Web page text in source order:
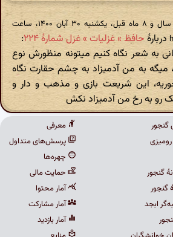
در ‫۴ سال و ۸ ماه قبل، یکشنبه ۳۰ آبان ۱۴۰۰، ساعت
دربارهٔ حافظ » غزلیات » غزل شمارهٔ ۲۲۴
:
به شعر نگاه کنیم میتونه منظورش نوع
میگه به من آدمیزاد به چشم حقارت نگاه
این شریعت بازی و مذهب و دار و
رو به رخ من آدمیزاد نکش
گنجور
گنجور
گنجور
ابجد
معرفی
پرسش‌های متداول
چهره‌ها
حمایت مالی
آمار محتوا
آمار مشارکت
آمار بازدید